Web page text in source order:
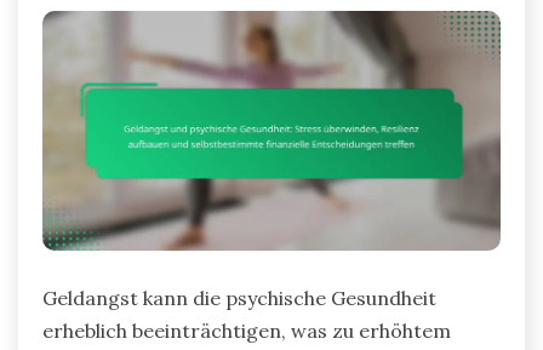
Geldangst kann die psychische Gesundheit
erheblich beeinträchtigen, was zu erhöhtem